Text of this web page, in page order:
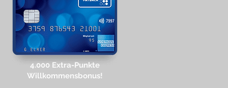
4.000 Extra-Punkte
Willkommensbonus!